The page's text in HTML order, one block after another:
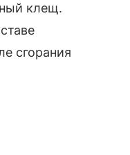
клещ.
сгорания